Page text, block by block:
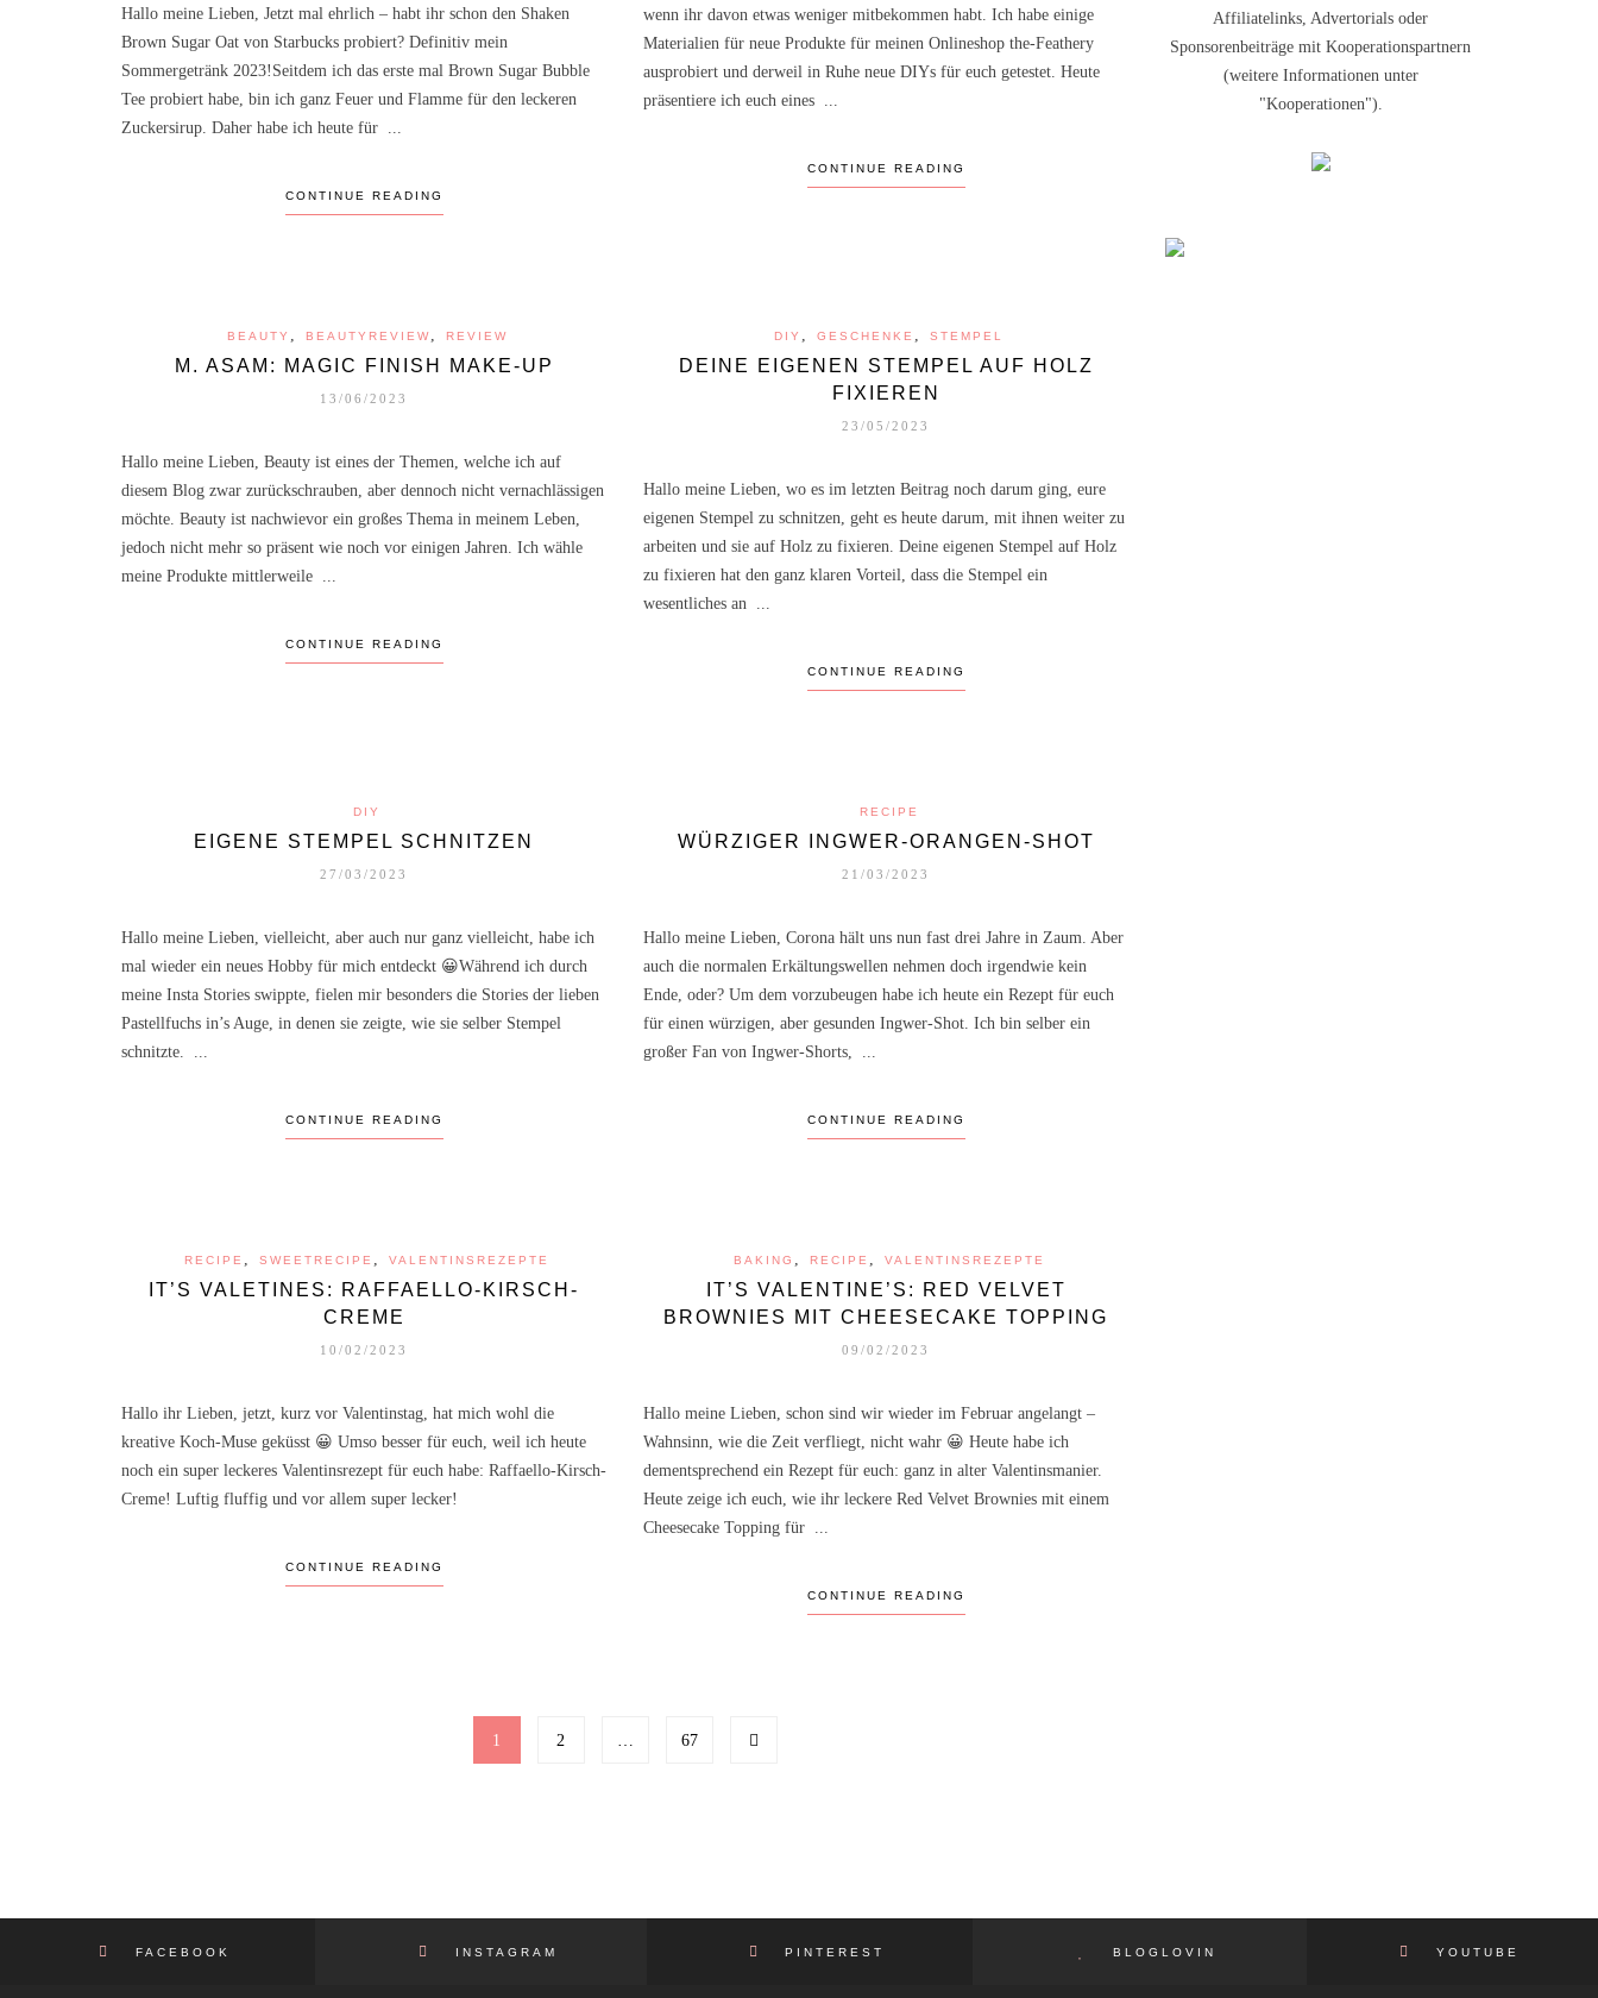
INDIVIDUALISIEREN
M. ASAM: MAGIC FINISH MAKE-
Hallo meine Lieben, Jetzt mal ehrlich – habt ihr schon den Shaken
Brown Sugar Oat von Starbucks probiert? Definitiv mein
Sommergetränk 2023!Seitdem ich das erste mal Brown Sugar Bubble
Tee probiert habe, bin ich ganz Feuer und Flamme für den leckeren
Zuckersirup. Daher habe ich heute für ...
CONTINUE READING
wenn ihr davon etwas weniger mitbekommen habt. Ich habe einige
Materialien für neue Produkte für meinen Onlineshop the-Feathery
ausprobiert und derweil in Ruhe neue DIYs für euch getestet. Heute
präsentiere ich euch eines ...
CONTINUE READING
BEAUTY BEAUTYREVIEW REVIEW
M. ASAM: MAGIC FINISH MAKE-UP
13/06/2023
Hallo meine Lieben, Beauty ist eines der Themen, welche ich auf
diesem Blog zwar zurückschrauben, aber dennoch nicht vernachlässigen
möchte. Beauty ist nachwievor ein großes Thema in meinem Leben,
jedoch nicht mehr so präsent wie noch vor einigen Jahren. Ich wähle
meine Produkte mittlerweile ...
CONTINUE READING
DIY GESCHENKE STEMPEL
DEINE EIGENEN STEMPEL AUF HOLZ
FIXIEREN
23/05/2023
Hallo meine Lieben, wo es im letzten Beitrag noch darum ging, eure
eigenen Stempel zu schnitzen, geht es heute darum, mit ihnen weiter zu
arbeiten und sie auf Holz zu fixieren. Deine eigenen Stempel auf Holz
zu fixieren hat den ganz klaren Vorteil, dass die Stempel ein
wesentliches an ...
CONTINUE READING
DIY
EIGENE STEMPEL SCHNITZEN
27/03/2023
Hallo meine Lieben, vielleicht, aber auch nur ganz vielleicht, habe ich
mal wieder ein neues Hobby für mich entdeckt 😀Während ich durch
meine Insta Stories swippte, fielen mir besonders die Stories der lieben
Pastellfuchs in’s Auge, in denen sie zeigte, wie sie selber Stempel
schnitzte. ...
CONTINUE READING
RECIPE
WÜRZIGER INGWER-ORANGEN-SHOT
21/03/2023
Hallo meine Lieben, Corona hält uns nun fast drei Jahre in Zaum. Aber
auch die normalen Erkältungswellen nehmen doch irgendwie kein
Ende, oder? Um dem vorzubeugen habe ich heute ein Rezept für euch
für einen würzigen, aber gesunden Ingwer-Shot. Ich bin selber ein
großer Fan von Ingwer-Shorts, ...
CONTINUE READING
RECIPE SWEETRECIPE VALENTINSREZEPTE
IT’S VALETINES: RAFFAELLO-KIRSCH-
CREME
10/02/2023
Hallo ihr Lieben, jetzt, kurz vor Valentinstag, hat mich wohl die
kreative Koch-Muse geküsst 😀 Umso besser für euch, weil ich heute
noch ein super leckeres Valentinsrezept für euch habe: Raffaello-Kirsch-
Creme! Luftig fluffig und vor allem super lecker!
CONTINUE READING
BAKING RECIPE VALENTINSREZEPTE
IT’S VALENTINE’S: RED VELVET
BROWNIES MIT CHEESECAKE TOPPING
09/02/2023
Hallo meine Lieben, schon sind wir wieder im Februar angelangt –
Wahnsinn, wie die Zeit verfliegt, nicht wahr 😀 Heute habe ich
dementsprechend ein Rezept für euch: ganz in alter Valentinsmanier.
Heute zeige ich euch, wie ihr leckere Red Velvet Brownies mit einem
Cheesecake Topping für ...
CONTINUE READING
1 2 67
Affiliatelinks, Advertorials oder
Sponsorenbeiträge mit Kooperationspartnern
(weitere Informationen unter
"Kooperationen").
FACEBOOK INSTAGRAM PINTEREST BLOGLOVIN YOUTUBE